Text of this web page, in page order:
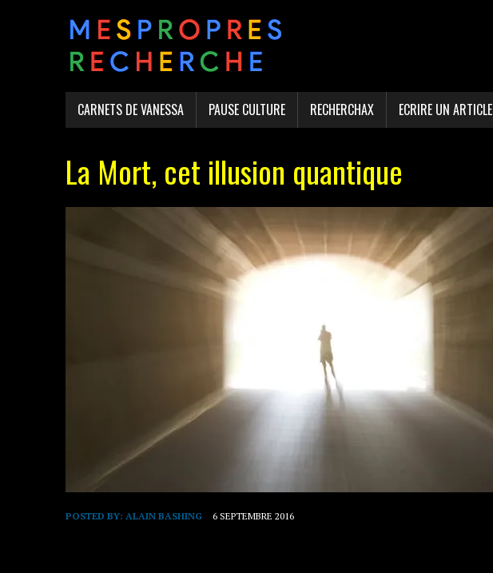
CARNETS DE VANESSA PAUSE CULTURE RECHERCHAX ECRIRE UN ARTICLE
La Mort, cet illusion quantique
POSTED BY: ALAIN BASHING 6 SEPTEMBRE 2016